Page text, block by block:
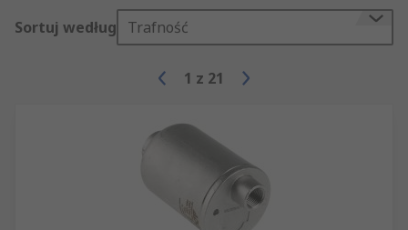
Sortuj według Trafność
1 z 21